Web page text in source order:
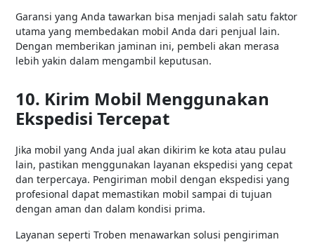
Garansi yang Anda tawarkan bisa menjadi salah satu faktor
utama yang membedakan mobil Anda dari penjual lain.
Dengan memberikan jaminan ini, pembeli akan merasa
lebih yakin dalam mengambil keputusan.
10. Kirim Mobil Menggunakan
Ekspedisi Tercepat
Jika mobil yang Anda jual akan dikirim ke kota atau pulau
lain, pastikan menggunakan layanan ekspedisi yang cepat
dan terpercaya. Pengiriman mobil dengan ekspedisi yang
profesional dapat memastikan mobil sampai di tujuan
dengan aman dan dalam kondisi prima.
Layanan seperti Troben menawarkan solusi pengiriman